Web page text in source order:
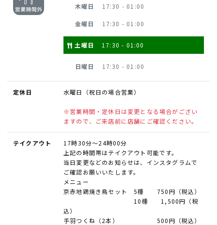
木曜日 17:30 - 01:00
金曜日 17:30 - 01:00
土曜日 17:30 - 01:00
日曜日 17:30 - 01:00
定休日 水曜日（祝日の場合営業）
※営業時間・定休日は変更となる場合がござい
ますので、ご来店前に店舗にご確認ください。
テイクアウト
17時30分～24時00分
上記の時間帯はテイクアウト可能です。
当日変更などのお知らせは、インスタグラムで
ご確認お願いいたします。
メニュー
京赤地鶏焼き鳥セット 5種 750円（税込）
10種 1,500円（税
込）
手羽つくね（2本） 500円（税込）